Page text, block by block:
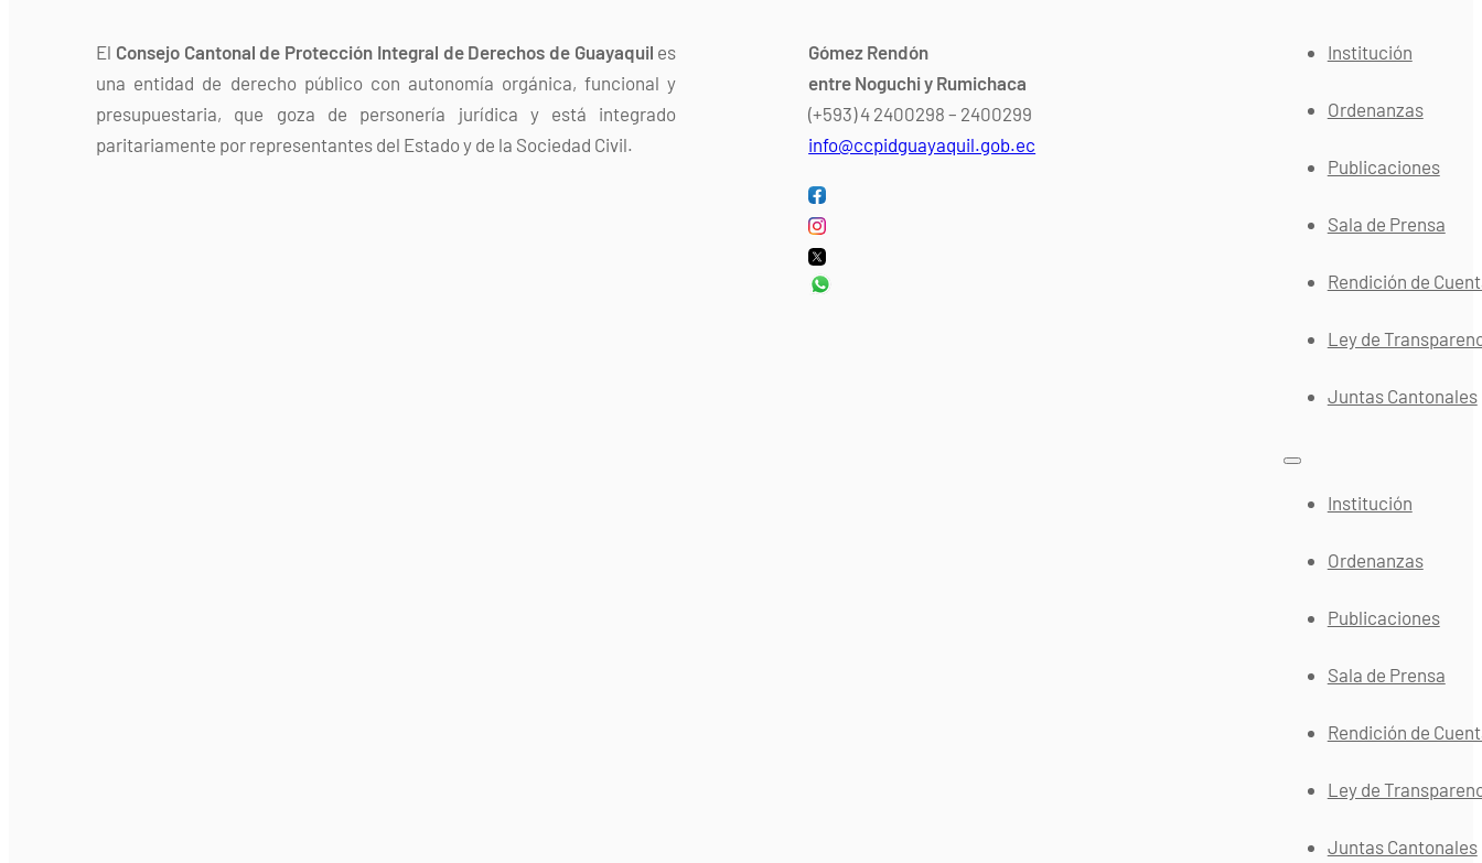
El Consejo Cantonal de Protección Integral de Derechos de Guayaquil es
una entidad de derecho público con autonomía orgánica, funcional y
presupuestaria, que goza de personería jurídica y está integrado
paritariamente por representantes del Estado y de la Sociedad Civil.
Gómez Rendón
entre Noguchi y Rumichaca
(+593) 4 2400298 – 2400299
info@ccpidguayaquil.gob.ec
Institución
Ordenanzas
Publicaciones
Sala de Prensa
Rendición de
Ley de
Juntas Cantonales
Institución
Ordenanzas
Publicaciones
Sala de Prensa
Rendición de
Ley de
Juntas Cantonales